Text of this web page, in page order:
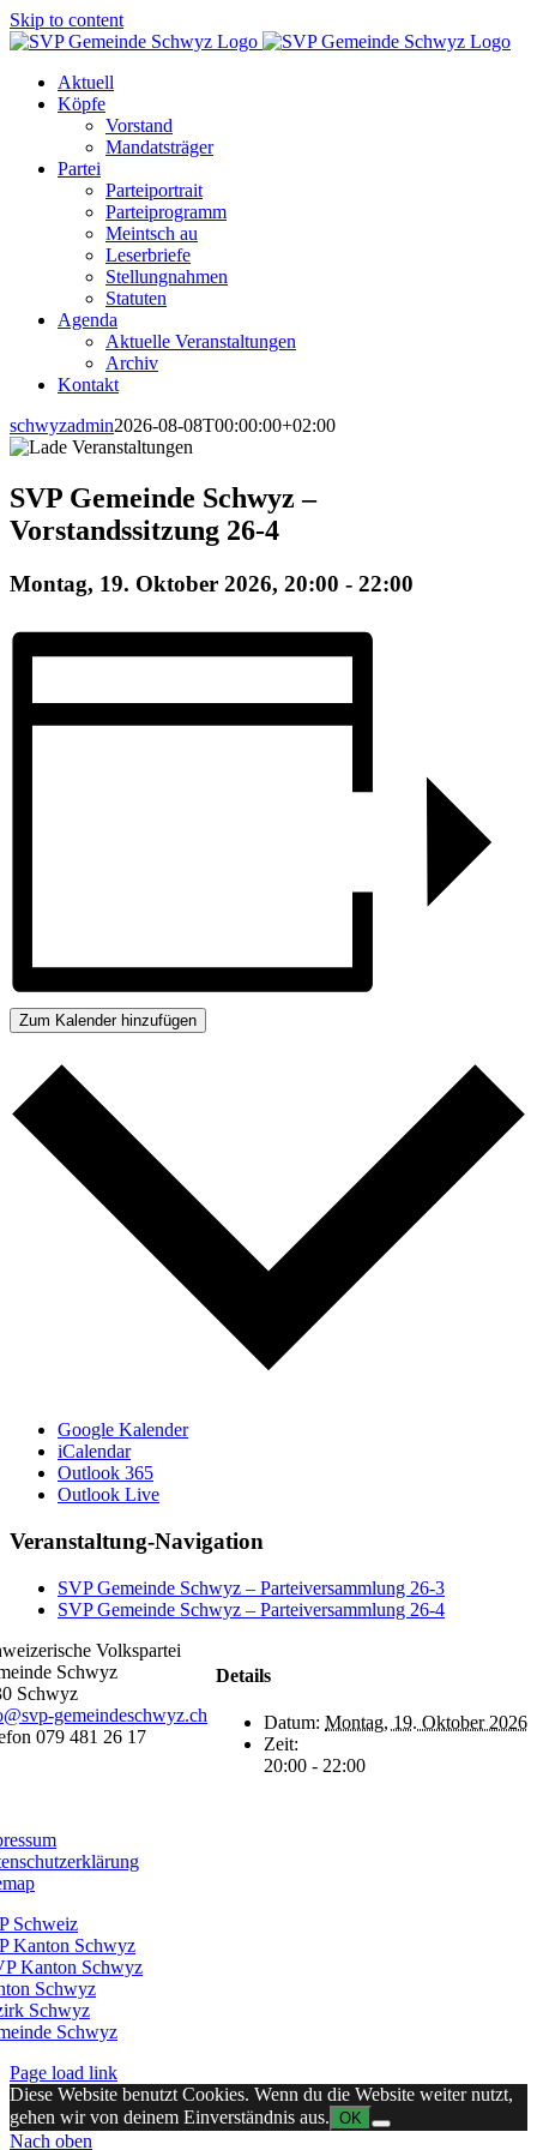
Skip to content
Aktuell
Köpfe
Vorstand
Mandatsträger
Partei
Parteiportrait
Parteiprogramm
Meintsch au
Leserbriefe
Stellungnahmen
Statuten
Agenda
Aktuelle Veranstaltungen
Archiv
Kontakt
schwyzadmin2026-08-08T00:00:00+02:00
SVP Gemeinde Schwyz –
Vorstandssitzung 26-4
Montag, 19. Oktober 2026, 20:00 - 22:00
Zum Kalender hinzufügen
Google Kalender
iCalendar
Outlook 365
Outlook Live
Veranstaltung-Navigation
SVP Gemeinde Schwyz – Parteiversammlung 26-3
SVP Gemeinde Schwyz – Parteiversammlung 26-4
Details
Datum: Montag, 19. Oktober 2026
Zeit:
20:00 - 22:00
Volkspartei
Schwyz
Schwyz
gemeindeschwyz.ch
079 481 26 17
Schweiz
Kanton Schwyz
Kanton Schwyz
Schwyz
Schwyz
Schwyz
Page load link
Diese Website benutzt Cookies. Wenn du die Website weiter nutzt,
gehen wir von deinem Einverständnis aus. OK
Nach oben